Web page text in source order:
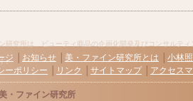
研究所は、ビューティ商品の企画化開発及びコンサルテ
。
ジ お知らせ 美・ファイン研究所とは
小林
ーポリシー リンク サイトマップ│ アクセス
・ファイン研究所